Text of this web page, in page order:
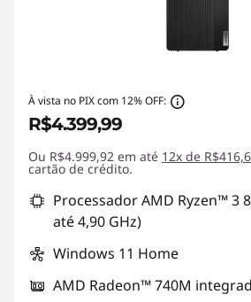
À vista no PIX com 12% OFF:
R$4.399,99
Ou R$4.999,92 em até 12x de
cartão de crédito.
Processador AMD Ryzen™ 3
até 4,90 GHz)
Windows 11 Home
AMD Radeon™ 740M